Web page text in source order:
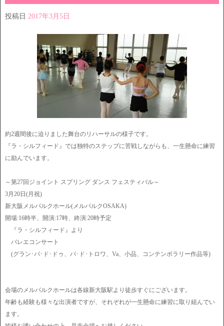
投稿日 2017年3月5日
約2週間後に迫りました舞台のリハーサルの様子です。
『ラ・シルフィード』では独特のステップに苦戦しながらも、一生懸命に練習
に励んでいます。
～第27回ジョイント スプリング ダンス フェスティバル～
3月20日(月祝)
新大阪メルパルクホール(メルパルクOSAKA)
開場:16時半、開演:17時、終演:20時予定
『ラ・シルフィード』より
バレエコンサート
(グラン･パ･ド･ドゥ、パ･ド･トロワ、Va、小品、コンテンポラリー作品等)
会場のメルパルクホールは各線新大阪駅より徒歩すぐにございます。
年齢も経験も様々な出演者ですが、それぞれが一生懸命に練習に取り組んでい
ます。